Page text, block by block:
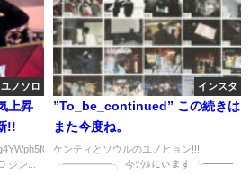
ユノソロ
上昇
!!
?
ジン...
インスタ
”To_be_continued” この続きは
また今度ね。
ケンティとソウルのユノヒョン!!!
╭━━━━━╮ 今ｿｳﾙにいます ╰━━━